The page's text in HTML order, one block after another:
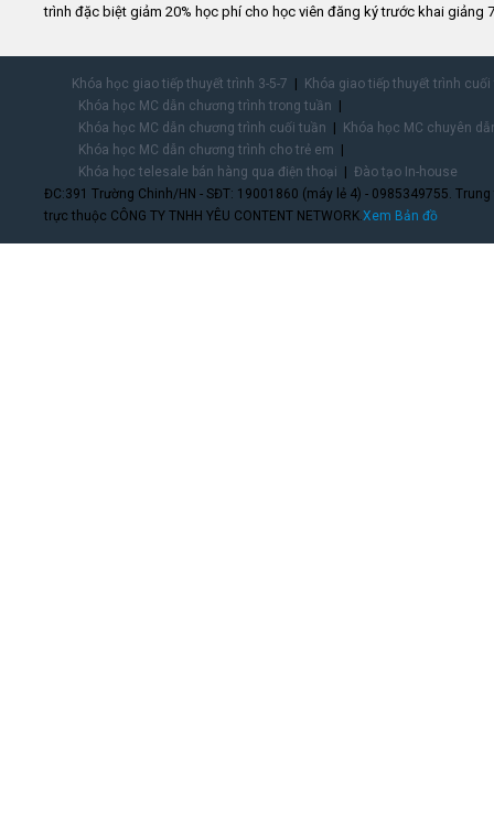
trình đặc biệt giảm 20% học phí cho học viên đăng ký trước khai giảng
Khóa học giao tiếp thuyết trình 3-5-7
Khóa giao tiếp thuyết trình
Khóa học MC dẫn chương trình trong tuần
Khóa học MC dẫn chương trình cuối tuần
Khóa học MC chuyên
Khóa học MC dẫn chương trình cho trẻ em
Khóa học telesale bán hàng qua điện thoại
Đào tạo In-house
ĐC:391 Trường Chinh/HN - SĐT: 19001860 (máy lẻ 4) - 0985349755.
trực thuộc CÔNG TY TNHH YÊU CONTENT NETWORK.Xem Bản đồ